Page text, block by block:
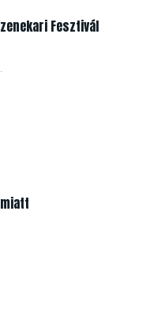
Fesztivál